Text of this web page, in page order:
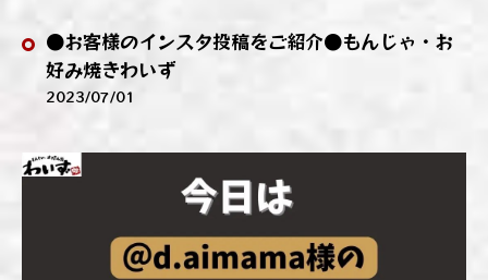
●お客様のインスタ投稿をご紹介●もんじゃ・お
好み焼きわいず
2023/07/01